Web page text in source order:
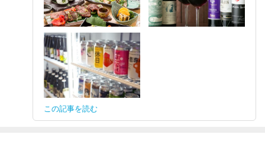
この記事を読む